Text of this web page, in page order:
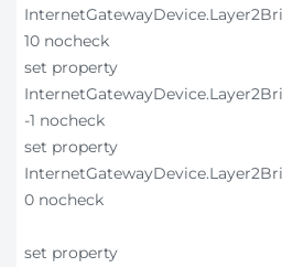
10 nocheck
set property
-1 nocheck
set property
0 nocheck
set property